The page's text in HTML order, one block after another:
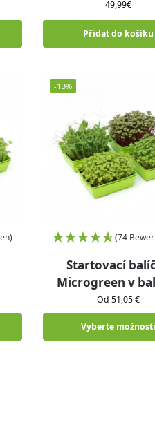
49,99€
Přidat do košíku
-13%
(74
Startovací
Microgreen v
Od 51,05 €
Vyberte možnosti